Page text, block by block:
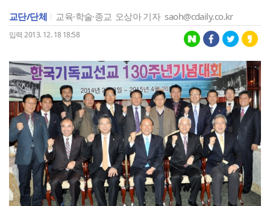
교단/단체 교육·학술·종교 오상아 기자 saoh@cdaily.co.kr
입력 2013. 12. 18 18:58